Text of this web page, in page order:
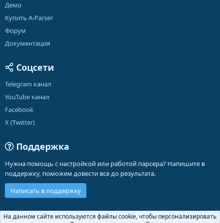
Демо
Купить A-Parser
Форум
Документация
Соцсети
Telegram канал
YouTube канал
Facebook
X (Twitter)
Поддержка
Нужна помощь с настройкой или работой парсера? Напишите в
поддержку, поможем довести все до результата.
Написать в поддержку
Russian (RU)
На данном сайте используются файлы cookie, чтобы персонализировать